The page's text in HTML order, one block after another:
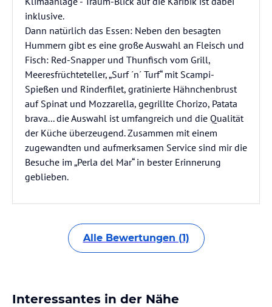
inklusive.
Dann natürlich das Essen: Neben den besagten
Hummern gibt es eine große Auswahl an Fleisch und
Fisch: Red-Snapper und Thunfisch vom Grill,
Meeresfrüchteteller, „Surf ´n´ Turf“ mit Scampi-
Spießen und Rinderfilet, gratinierte Hähnchenbrust
auf Spinat und Mozzarella, gegrillte Chorizo, Patata
brava... die Auswahl ist umfangreich und die Qualität
der Küche überzeugend. Zusammen mit einem
zugewandten und aufmerksamen Service sind mir die
Besuche im „Perla del Mar“ in bester Erinnerung
geblieben.
Alle Bewertungen (1)
Interessantes in der Nähe